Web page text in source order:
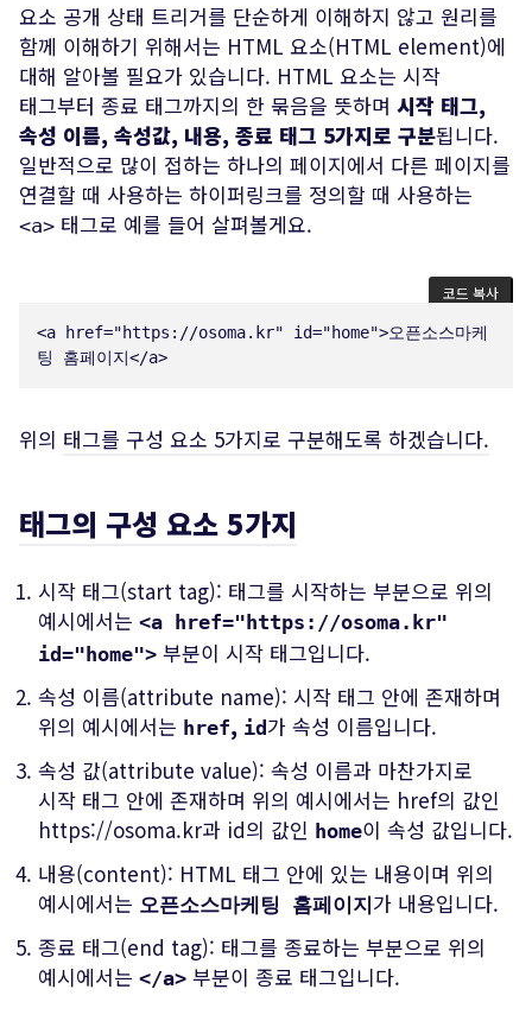
요소 공개 상태 트리거를 단순하게 이해하지 않고 원리를
함께 이해하기 위해서는 HTML 요소(HTML element)에
대해 알아볼 필요가 있습니다. HTML 요소는 시작
태그부터 종료 태그까지의 한 묶음을 뜻하며 시작 태그,
속성 이름, 속성값, 내용, 종료 태그 5가지로 구분됩니다.
일반적으로 많이 접하는 하나의 페이지에서 다른 페이지를
연결할 때 사용하는 하이퍼링크를 정의할 때 사용하는
<a> 태그로 예를 들어 살펴볼게요.
코드 복사
<a href="https://osoma.kr" id="home">오픈소스마케
팅 홈페이지</a>
위의 태그를 구성 요소 5가지로 구분해도록 하겠습니다.
태그의 구성 요소 5가지
시작 태그(start tag): 태그를 시작하는 부분으로 위의
예시에서는 <a href="https://osoma.kr"
id="home"> 부분이 시작 태그입니다.
속성 이름(attribute name): 시작 태그 안에 존재하며
위의 예시에서는 href, id 가 속성 이름입니다.
속성 값(attribute value): 속성 이름과 마찬가지로
시작 태그 안에 존재하며 위의 예시에서는 href의 값인
https://osoma.kr과 id의 값인 home이 속성 값입니다.
내용(content): HTML 태그 안에 있는 내용이며 위의
예시에서는 오픈소스마케팅 홈페이지 가 내용입니다.
종료 태그(end tag): 태그를 종료하는 부분으로 위의
예시에서는 </a> 부분이 종료 태그입니다.
전송하기